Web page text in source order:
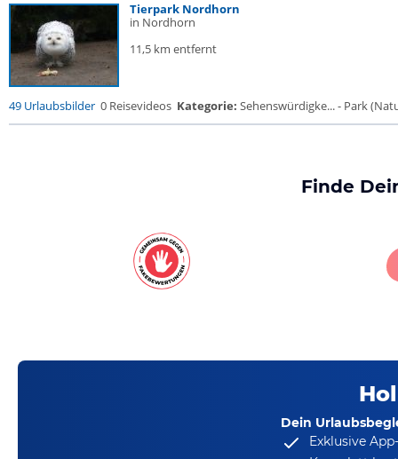
Tierpark Nordhorn
in Nordhorn
11,5 km entfernt
49 Urlaubsbilder 0 Reisevideos Kategorie: Sehenswürdigke... - Park
Finde
Dein
Exklusive